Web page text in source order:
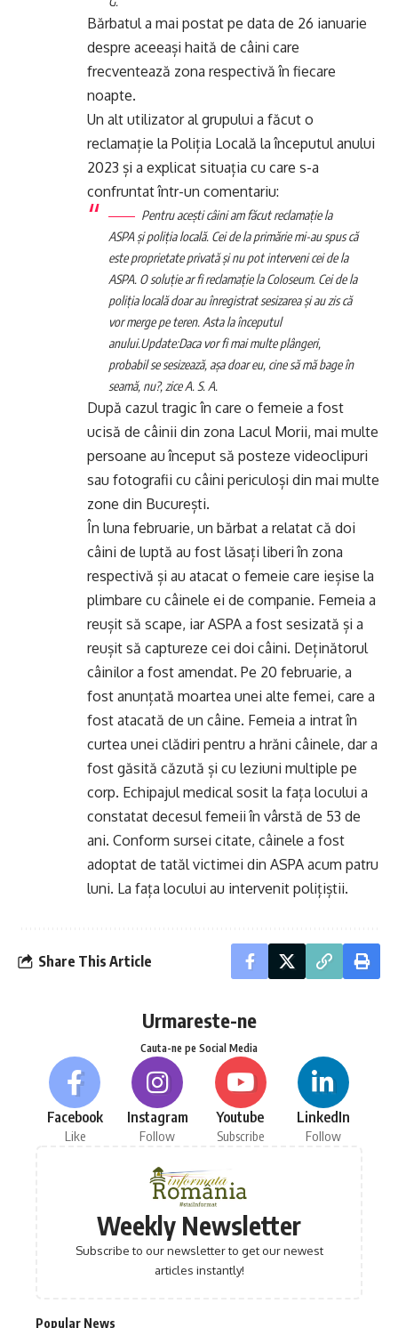
Bărbatul a mai postat pe data de 26 ianuarie
despre aceeași haită de câini care
frecventează zona respectivă în fiecare
noapte.
Un alt utilizator al grupului a făcut o
reclamație la Poliția Locală la începutul anului
2023 și a explicat situația cu care s-a
confruntat într-un comentariu:
Pentru acești câini am făcut reclamație la
ASPA și poliția locală. Cei de la primărie mi-au spus că
este proprietate privată și nu pot interveni cei de la
ASPA. O soluție ar fi reclamație la Coloseum. Cei de la
poliția locală doar au înregistrat sesizarea și au zis că
vor merge pe teren. Asta la începutul
anului.Update:Daca vor fi mai multe plângeri,
probabil se sesizează, așa doar eu, cine să mă bage în
seamă, nu?, zice A. S. A.
După cazul tragic în care o femeie a fost
ucisă de câinii din zona Lacul Morii, mai multe
persoane au început să posteze videoclipuri
sau fotografii cu câini periculoși din mai multe
zone din București.
În luna februarie, un bărbat a relatat că doi
câini de luptă au fost lăsați liberi în zona
respectivă și au atacat o femeie care ieșise la
plimbare cu câinele ei de companie. Femeia a
reușit să scape, iar ASPA a fost sesizată și a
reușit să captureze cei doi câini. Deținătorul
câinilor a fost amendat. Pe 20 februarie, a
fost anunțată moartea unei alte femei, care a
fost atacată de un câine. Femeia a intrat în
curtea unei clădiri pentru a hrăni câinele, dar a
fost găsită căzută și cu leziuni multiple pe
corp. Echipajul medical sosit la fața locului a
constatat decesul femeii în vârstă de 53 de
ani. Conform sursei citate, câinele a fost
adoptat de tatăl victimei din ASPA acum patru
luni. La fața locului au intervenit polițiștii.
Share This Article
Urmareste-ne
Cauta-ne pe Social Media
Facebook
Like
Instagram
Follow
Youtube
Subscribe
LinkedIn
Follow
Weekly Newsletter
Subscribe to our newsletter to get our newest
articles instantly!
Popular News